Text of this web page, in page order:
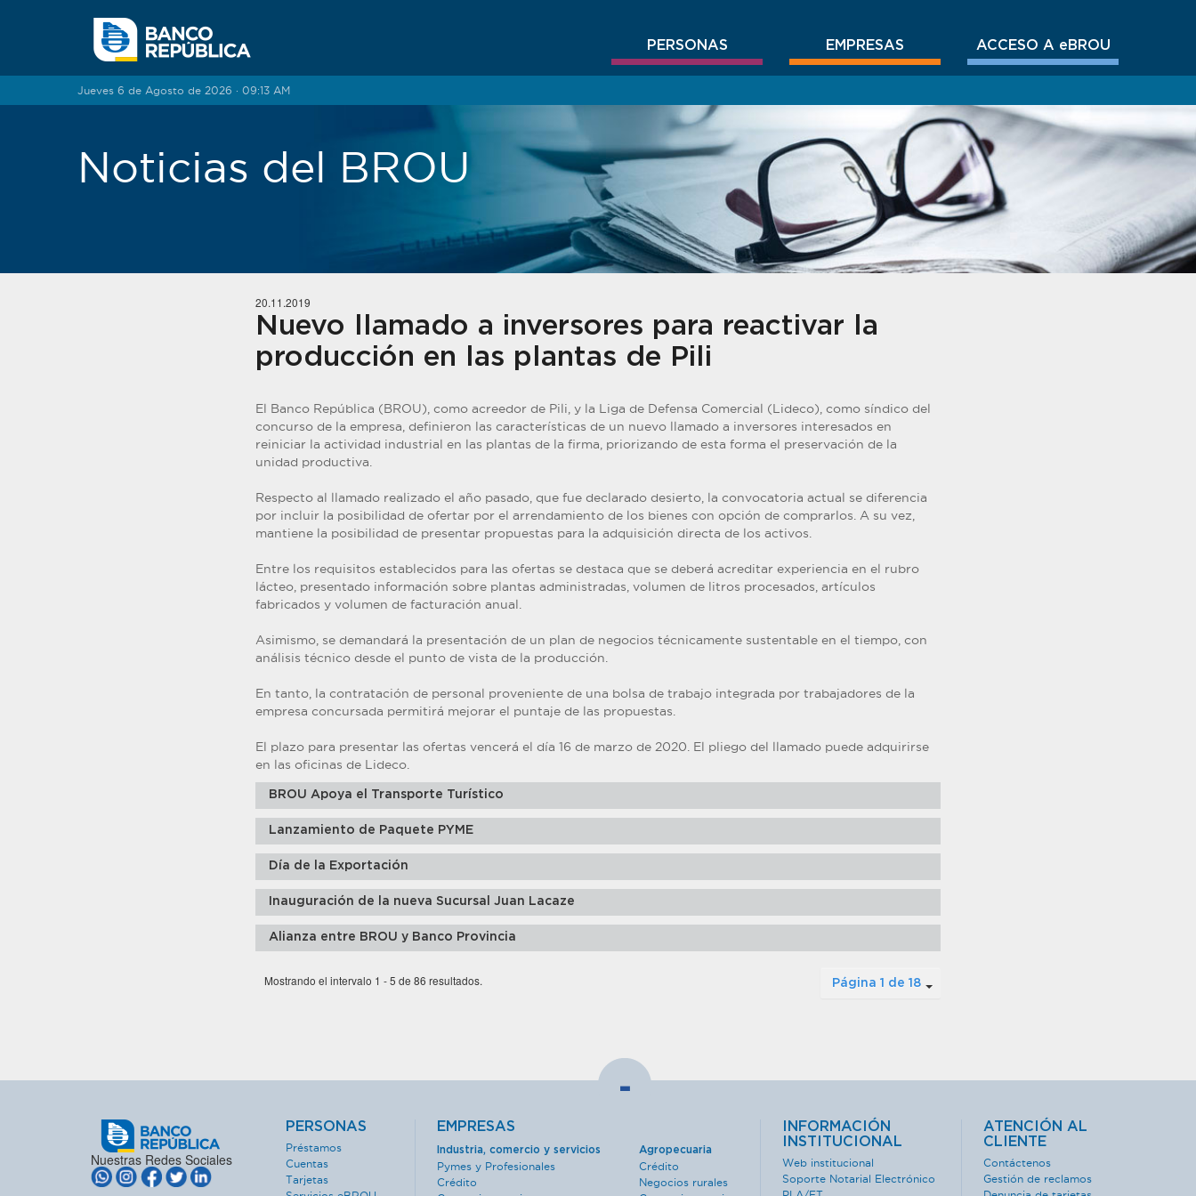
PERSONAS EMPRESAS ACCESO A eBROU
Jueves 6 de Agosto de 2026 · 09:13 AM
Noticias del BROU
20.11.2019
Nuevo llamado a inversores para reactivar la
producción en las plantas de Pili
El Banco República (BROU), como acreedor de Pili, y la Liga de Defensa Comercial (Lideco), como síndico del
concurso de la empresa, definieron las características de un nuevo llamado a inversores interesados en
reiniciar la actividad industrial en las plantas de la firma, priorizando de esta forma el preservación de la
unidad productiva.
Respecto al llamado realizado el año pasado, que fue declarado desierto, la convocatoria actual se diferencia
por incluir la posibilidad de ofertar por el arrendamiento de los bienes con opción de comprarlos. A su vez,
mantiene la posibilidad de presentar propuestas para la adquisición directa de los activos.
Entre los requisitos establecidos para las ofertas se destaca que se deberá acreditar experiencia en el rubro
lácteo, presentado información sobre plantas administradas, volumen de litros procesados, artículos
fabricados y volumen de facturación anual.
Asimismo, se demandará la presentación de un plan de negocios técnicamente sustentable en el tiempo, con
análisis técnico desde el punto de vista de la producción.
En tanto, la contratación de personal proveniente de una bolsa de trabajo integrada por trabajadores de la
empresa concursada permitirá mejorar el puntaje de las propuestas.
El plazo para presentar las ofertas vencerá el día 16 de marzo de 2020. El pliego del llamado puede adquirirse
en las oficinas de Lideco.
BROU Apoya el Transporte Turístico
Lanzamiento de Paquete PYME
Día de la Exportación
Inauguración de la nueva Sucursal Juan Lacaze
Alianza entre BROU y Banco Provincia
Página 1 de 18
Mostrando el intervalo 1 - 5 de 86 resultados.
-
Nuestras Redes Sociales
PERSONAS
Préstamos
Cuentas
Tarjetas
EMPRESAS
Industria, comercio y servicios
Pymes y Profesionales
Crédito
Agropecuaria
Crédito
Negocios rurales
INFORMACIÓN
INSTITUCIONAL
Web institucional
Soporte Notarial Electrónico
ATENCIÓN AL
CLIENTE
Contáctenos
Gestión de reclamos